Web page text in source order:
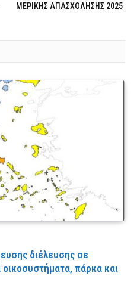
ΜΕΡΙΚΗΣ ΑΠΑΣΧΟΛΗΣΗΣ 2025
διέλευσης σε
οικοσυστήματα, πάρκα και